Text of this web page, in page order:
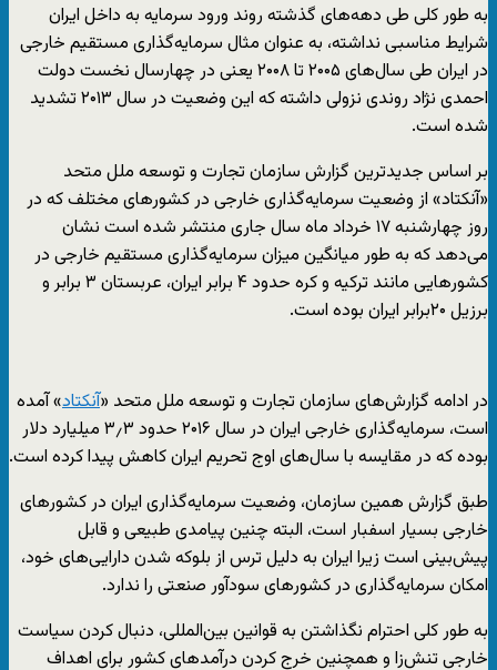
به طور کلی طی دهه‌های گذشته روند ورود سرمایه به داخل ایران
شرایط مناسبی نداشته، به عنوان مثال سرمایه‌گذاری مستقیم خارجی
در ایران طی سال‌های ۲۰۰۵ تا ۲۰۰۸ یعنی در چهارسال نخست دولت
احمدی نژاد روندی نزولی داشته که این وضعیت در سال ۲۰۱۳ تشدید
شده است.
بر اساس جدیدترین گزارش سازمان تجارت و توسعه ملل متحد
«آنکتاد» از وضعیت سرمایه‌گذاری خارجی در کشورهای مختلف که در
روز چهارشنبه ۱۷ خرداد ماه سال جاری منتشر شده است نشان
می‌دهد که به طور میانگین میزان سرمایه‌گذاری مستقیم خارجی در
کشورهایی مانند ترکیه و کره حدود ۴ برابر ایران، عربستان ۳ برابر و
برزیل ۲۰برابر ایران بوده است.
در ادامه گزارش‌های سازمان تجارت و توسعه ملل متحد «آنکتاد» آمده
است، سرمایه‌گذاری خارجی ایران در سال ۲۰۱۶ حدود ۳٫۳ میلیارد دلار
بوده که در مقایسه با سال‌های اوج تحریم ایران کاهش پیدا کرده است.
طبق گزارش همین سازمان، وضعیت سرمایه‌گذاری ایران در کشورهای
خارجی بسیار اسفبار است، البته چنین پیامدی طبیعی و قابل
پیش‌بینی است زیرا ایران به دلیل ترس از بلوکه شدن دارایی‌های خود،
امکان سرمایه‌گذاری در کشورهای سودآور صنعتی را ندارد.
به طور کلی احترام نگذاشتن به قوانین بین‌المللی، دنبال کردن سیاست
خارجی تنش‌زا و همچنین خرج کردن درآمدهای کشور برای اهداف